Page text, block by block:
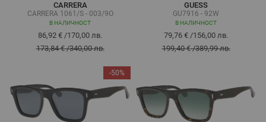
CARRERA
CARRERA 1061/S - 003/9O
В НАЛИЧНОСТ
86,92 € /170,00 лв.
173,84 €/340,00 лв.
GUESS
GU7916 - 92W
В НАЛИЧНОСТ
79,76 € /156,00 лв.
199,40 €/389,99 лв.
-50%